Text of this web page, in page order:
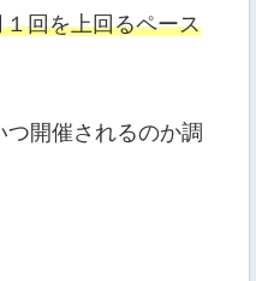
回を上回るペース
開催されるのか調